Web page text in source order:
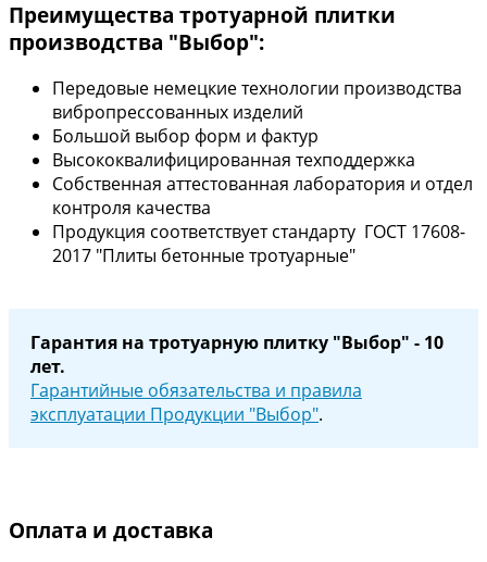
Преимущества тротуарной плитки
производства "Выбор":
Передовые немецкие технологии производства
вибропрессованных изделий
Большой выбор форм и фактур
Высококвалифицированная техподдержка
Собственная аттестованная лаборатория и отдел
контроля качества
Продукция соответствует стандарту ГОСТ 17608-
2017 "Плиты бетонные тротуарные"
Гарантия на тротуарную плитку "Выбор" - 10
лет.
Гарантийные обязательства и правила
эксплуатации Продукции "Выбор".
Оплата и доставка